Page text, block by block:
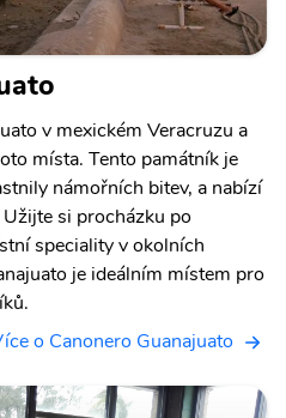
v mexickém Veracruzu a
místa. Tento památník je
námořních bitev, a nabízí
si procházku po
speciality v okolních
je ideálním místem pro
o Canonero Guanajuato